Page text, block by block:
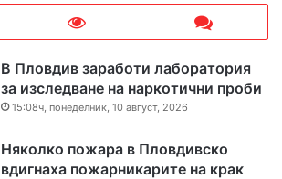
В Пловдив заработи лаборатория
за изследване на наркотични проби
15:08ч, понеделник, 10 август, 2026
Няколко пожара в Пловдивско
вдигнаха пожарникарите на крак